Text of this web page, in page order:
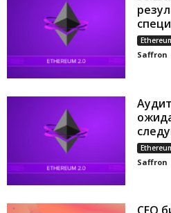
Saffron
Saffron